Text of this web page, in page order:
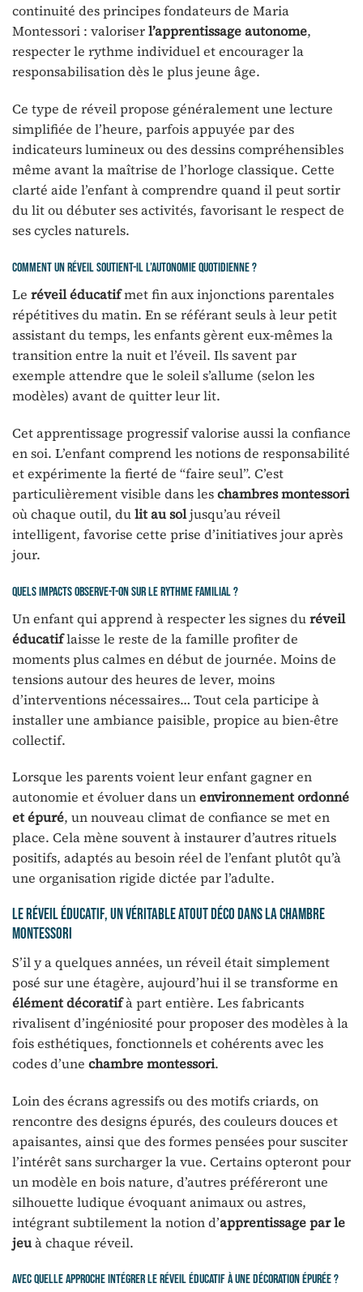
continuité des principes fondateurs de Maria
Montessori : valoriserl’apprentissage autonome,
respecter le rythme individuel et encourager la
responsabilisation dès le plus jeune âge.
Ce type de réveil propose généralement une lecture
simplifiée de l’heure, parfois appuyée par des
indicateurs lumineux ou des dessins compréhensibles
même avant la maîtrise de l’horloge classique. Cette
clarté aide l’enfant à comprendre quand il peut sortir
du lit ou débuter ses activités, favorisant le respect de
ses cycles naturels.
Comment un réveil soutient-il l’autonomie quotidienne ?
Le réveil éducatifmet fin aux injonctions parentales
répétitives du matin. En se référant seuls à leur petit
assistant du temps, les enfants gèrent eux-mêmes la
transition entre la nuit et l’éveil. Ils savent par
exemple attendre que le soleil s’allume (selon les
modèles) avant de quitter leur lit.
Cet apprentissage progressif valorise aussi la confiance
en soi. L’enfant comprend les notions de responsabilité
et expérimente la fierté de “faire seul”. C’est
particulièrement visible dans leschambres montessori
où chaque outil, dulit au soljusqu’au réveil
intelligent, favorise cette prise d’initiatives jour après
jour.
Quels impacts observe-t-on sur le rythme familial ?
Un enfant qui apprend à respecter les signes duréveil
éducatiflaisse le reste de la famille profiter de
moments plus calmes en début de journée. Moins de
tensions autour des heures de lever, moins
d’interventions nécessaires… Tout cela participe à
installer une ambiance paisible, propice au bien-être
collectif.
Lorsque les parents voient leur enfant gagner en
autonomie et évoluer dans unenvironnement ordonné
et épuré, un nouveau climat de confiance se met en
place. Cela mène souvent à instaurer d’autres rituels
positifs, adaptés au besoin réel de l’enfant plutôt qu’à
une organisation rigide dictée par l’adulte.
Le réveil éducatif, un véritable atout déco dans la chambre
montessori
S’il y a quelques années, un réveil était simplement
posé sur une étagère, aujourd’hui il se transforme en
élément décoratifà part entière. Les fabricants
rivalisent d’ingéniosité pour proposer des modèles à la
fois esthétiques, fonctionnels et cohérents avec les
codes d’une chambre montessori.
Loin des écrans agressifs ou des motifs criards, on
rencontre des designs épurés, des couleurs douces et
apaisantes, ainsi que des formes pensées pour susciter
l’intérêt sans surcharger la vue. Certains opteront pour
un modèle en bois nature, d’autres préféreront une
silhouette ludique évoquant animaux ou astres,
intégrant subtilement la notion d’apprentissage par le
jeuà chaque réveil.
Avec quelle approche intégrer le réveil éducatif à une décoration épurée ?